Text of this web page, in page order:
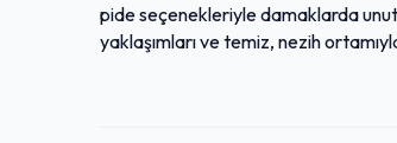
pide seçenekleriyle damaklarda
yaklaşımları ve temiz, nezih
enfes mezeler, fındık lahmacun